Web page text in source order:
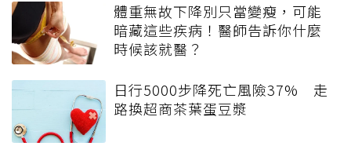
體重無故下降別只當變瘦，可能
暗藏這些疾病！醫師告訴你什麼
時候該就醫？
日行5000步降死亡風險37% 走
路換超商茶葉蛋豆漿